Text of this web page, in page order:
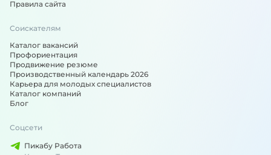
Правила сайта
Соискателям
Каталог вакансий
Профориентация
Продвижение резюме
Производственный календарь 2026
Карьера для молодых специалистов
Каталог компаний
Блог
Соцсети
Пикабу Работа